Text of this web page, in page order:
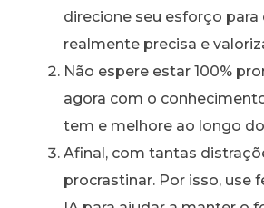
direcione seu esforço para
realmente precisa e
Não espere estar 100%
agora com o
tem e melhore ao longo
Afinal, com tantas
procrastinar. Por isso, use